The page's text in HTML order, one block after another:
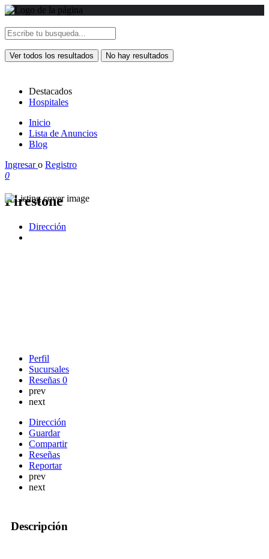
Ver todos los resultados No hay resultados
Destacados
Hospitales
Inicio
Lista de Anuncios
Blog
Ingresaro Registro
0
Firestone
Dirección
Perfil
Sucursales
Reseñas 0
prev
next
Dirección
Guardar
Compartir
Reseñas
Reportar
prev
next
Descripción